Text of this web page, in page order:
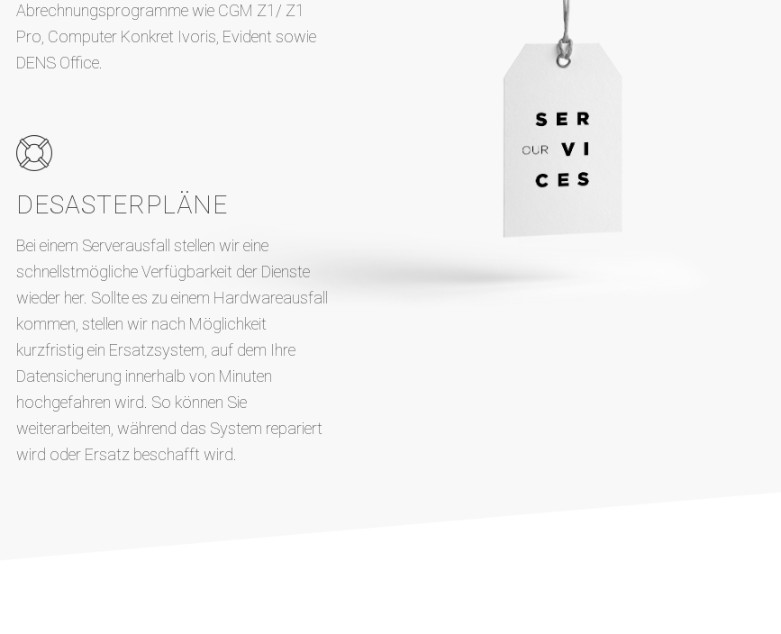
Abrechnungsprogramme wie CGM Z1/ Z1
Pro, Computer Konkret Ivoris, Evident sowie
DENS Office.
DESASTERPLÄNE
Bei einem Serverausfall stellen wir eine
schnellstmögliche Verfügbarkeit der Dienste
wieder her. Sollte es zu einem Hardwareausfall
kommen, stellen wir nach Möglichkeit
kurzfristig ein Ersatzsystem, auf dem Ihre
Datensicherung innerhalb von Minuten
hochgefahren wird. So können Sie
weiterarbeiten, während das System repariert
wird oder Ersatz beschafft wird.